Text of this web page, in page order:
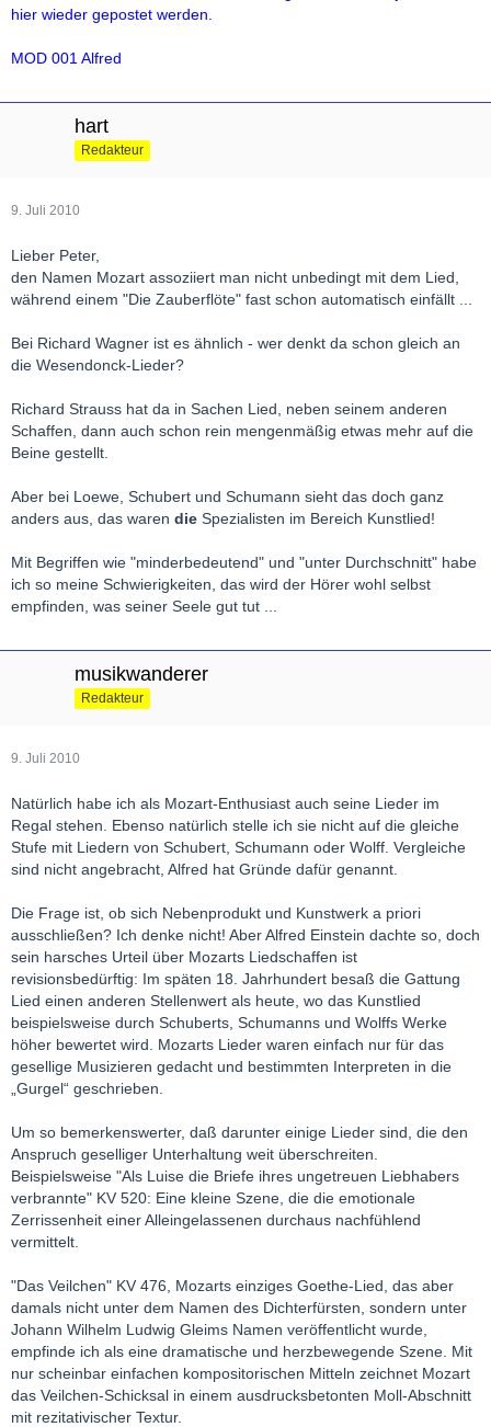
hier wieder gepostet werden.
MOD 001 Alfred
hart
Redakteur
9. Juli 2010
Lieber Peter,
den Namen Mozart assoziiert man nicht unbedingt mit dem Lied,
während einem "Die Zauberflöte" fast schon automatisch einfällt ...
Bei Richard Wagner ist es ähnlich - wer denkt da schon gleich an
die Wesendonck-Lieder?
Richard Strauss hat da in Sachen Lied, neben seinem anderen
Schaffen, dann auch schon rein mengenmäßig etwas mehr auf die
Beine gestellt.
Aber bei Loewe, Schubert und Schumann sieht das doch ganz
anders aus, das waren die Spezialisten im Bereich Kunstlied!
Mit Begriffen wie "minderbedeutend" und "unter Durchschnitt" habe
ich so meine Schwierigkeiten, das wird der Hörer wohl selbst
empfinden, was seiner Seele gut tut ...
musikwanderer
Redakteur
9. Juli 2010
Natürlich habe ich als Mozart-Enthusiast auch seine Lieder im
Regal stehen. Ebenso natürlich stelle ich sie nicht auf die gleiche
Stufe mit Liedern von Schubert, Schumann oder Wolff. Vergleiche
sind nicht angebracht, Alfred hat Gründe dafür genannt.
Die Frage ist, ob sich Nebenprodukt und Kunstwerk a priori
ausschließen? Ich denke nicht! Aber Alfred Einstein dachte so, doch
sein harsches Urteil über Mozarts Liedschaffen ist
revisionsbedürftig: Im späten 18. Jahrhundert besaß die Gattung
Lied einen anderen Stellenwert als heute, wo das Kunstlied
beispielsweise durch Schuberts, Schumanns und Wolffs Werke
höher bewertet wird. Mozarts Lieder waren einfach nur für das
gesellige Musizieren gedacht und bestimmten Interpreten in die
„Gurgel“ geschrieben.
Um so bemerkenswerter, daß darunter einige Lieder sind, die den
Anspruch geselliger Unterhaltung weit überschreiten.
Beispielsweise "Als Luise die Briefe ihres ungetreuen Liebhabers
verbrannte" KV 520: Eine kleine Szene, die die emotionale
Zerrissenheit einer Alleingelassenen durchaus nachfühlend
vermittelt.
"Das Veilchen" KV 476, Mozarts einziges Goethe-Lied, das aber
damals nicht unter dem Namen des Dichterfürsten, sondern unter
Johann Wilhelm Ludwig Gleims Namen veröffentlicht wurde,
empfinde ich als eine dramatische und herzbewegende Szene. Mit
nur scheinbar einfachen kompositorischen Mitteln zeichnet Mozart
das Veilchen-Schicksal in einem ausdrucksbetonten Moll-Abschnitt
mit rezitativischer Textur.